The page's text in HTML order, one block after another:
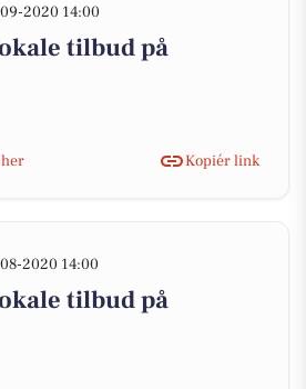
2020 14:00
tilbud på
Kopiér link
2020 14:00
tilbud på